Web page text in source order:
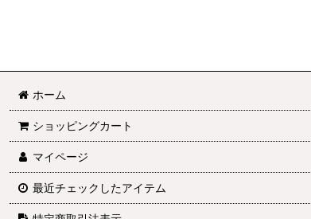
ホーム
ショッピングカート
マイページ
最近チェックしたアイテム